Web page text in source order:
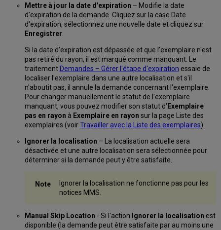
Mettre à jour la date d'expiration – Modifie la date
d'expiration de la demande. Cliquez sur la case Date
d'expiration, sélectionnez une nouvelle date et cliquez sur
Enregistrer.
Si la date d'expiration est dépassée et que l'exemplaire n'est
pas retiré du rayon, il est marqué comme manquant. Le
traitement Demandes – Gérer l'étape d'expiration essaie de
localiser l'exemplaire dans une autre localisation et s'il
n'aboutit pas, il annule la demande concernant l'exemplaire.
Pour changer manuellement le statut de l'exemplaire
manquant, vous pouvez modifier son statut d' Exemplaire
pas en rayon à Exemplaire en rayon sur la page Liste des
exemplaires (voirTravailler avec la Liste des exemplaires).
Ignorer la localisation – La localisation actuelle sera
désactivée et une autre localisation sera sélectionnée pour
déterminer si la demande peut y être satisfaite.
Ignorer la localisation ne fonctionne pas pour les
notices MMS.
Manual Skip Location - Si l'action Ignorer la localisation est
disponible (la demande peut être satisfaite par au moins une